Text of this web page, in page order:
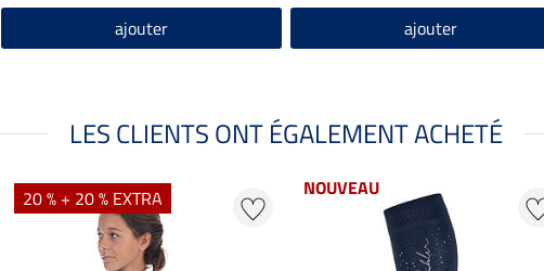
ajouter ajouter
LES CLIENTS ONT ÉGALEMENT ACHETÉ
20 % + 20 % EXTRA NOUVEAU